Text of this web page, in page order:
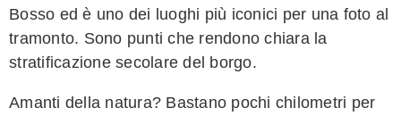
Bosso ed è uno dei luoghi più iconici per una foto al
tramonto. Sono punti che rendono chiara la
stratificazione secolare del borgo.
Amanti della natura? Bastano pochi chilometri per